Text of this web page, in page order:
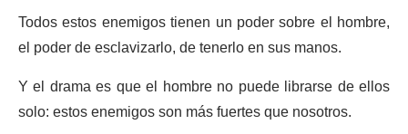
Todos estos enemigos tienen un poder sobre el hombre,
el poder de esclavizarlo, de tenerlo en sus manos.
Y el drama es que el hombre no puede librarse de ellos
solo: estos enemigos son más fuertes que nosotros.